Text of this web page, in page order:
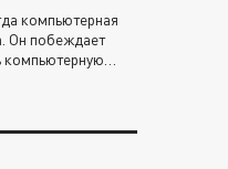
компьютерная
Он побеждает
компьютерную